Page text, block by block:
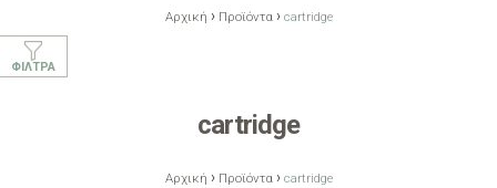
Αρχική › Προϊόντα › cartridge
cartridge
Αρχική › Προϊόντα › cartridge
ΦΊΛΤΡΑ